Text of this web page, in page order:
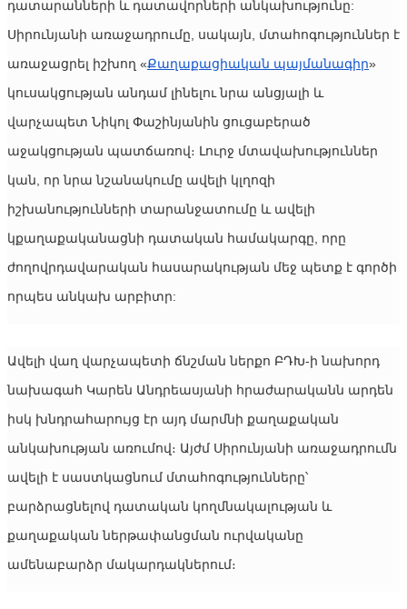
դատարանների և դատավորների անկախությունը:
Սիրունյանի առաջադրումը, սակայն, մտահոգություններ է
առաջացրել իշխող «Քաղաքացիական պայմանագիր»
կուսակցության անդամ լինելու նրա անցյալի և
վարչապետ Նիկոլ Փաշինյանին ցուցաբերած
աջակցության պատճառով։ Լուրջ մտավախություններ
կան, որ նրա նշանակումը ավելի կլղոզի
իշխանությունների տարանջատումը և ավելի
կքաղաքականացնի դատական ​​համակարգը, որը
ժողովրդավարական հասարակության մեջ պետք է գործի
որպես անկախ արբիտր:
Ավելի վաղ վարչապետի ճնշման ներքո ԲԴԽ-ի նախորդ
նախագահ Կարեն Անդրեասյանի հրաժարականն արդեն
իսկ խնդրահարույց էր այդ մարմնի քաղաքական
անկախության առումով։ Այժմ Սիրունյանի առաջադրումն
ավելի է սաստկացնում մտահոգությունները՝
բարձրացնելով դատական ​​կողմնակալության և
քաղաքական ներթափանցման ուրվականը
ամենաբարձր մակարդակներում։